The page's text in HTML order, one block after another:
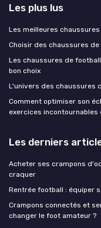
Les plus lus
Les meilleures
Choisir des chaussures
Les chaussures de
bon choix
L'univers des chaussures
Comment optimiser son
exercices incontournables
Les derniers
Acheter ses crampons
craquer
Rentrée football : équiper
Crampons connectés et
changer le foot amateur ?